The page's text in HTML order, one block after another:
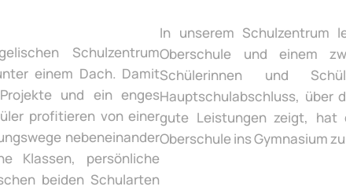
Schulzentrum
einem Dach. Damit
und ein enges
profitieren von einer
nebeneinander
Klassen, persönliche
beiden Schularten
In unserem Schulzentrum
Oberschule und einem
Schülerinnen und
Hauptschulabschluss, über
gute Leistungen zeigt, hat
Oberschule ins Gymnasium